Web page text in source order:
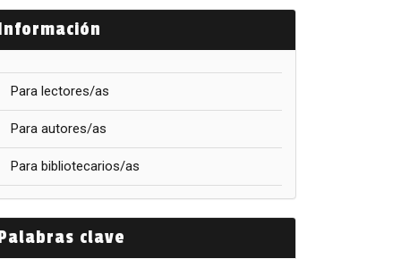
Para lectores/as
Para autores/as
Para bibliotecarios/as
clave